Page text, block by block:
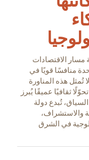
مسار الاقتصادات
منافسًا قويًا في
تُمثل هذه المناورة
ثقافيًا عميقًا يُبرز
تُبدع دولة
والاستشراف،
في الشرق